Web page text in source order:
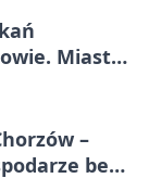
Miasto
–
bez